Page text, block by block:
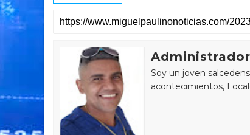
Soy un joven
acontecimientos,